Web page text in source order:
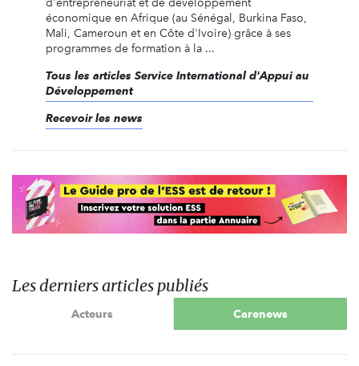
économique en Afrique (au Sénégal, Burkina Faso,
Mali, Cameroun et en Côte d'Ivoire) grâce à ses
programmes de formation à la ...
Tous les articles Service International d'Appui au
Développement
Recevoir les news
Les derniers articles publiés
Acteurs Carenews